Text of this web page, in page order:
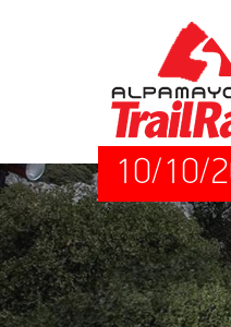
10/10/